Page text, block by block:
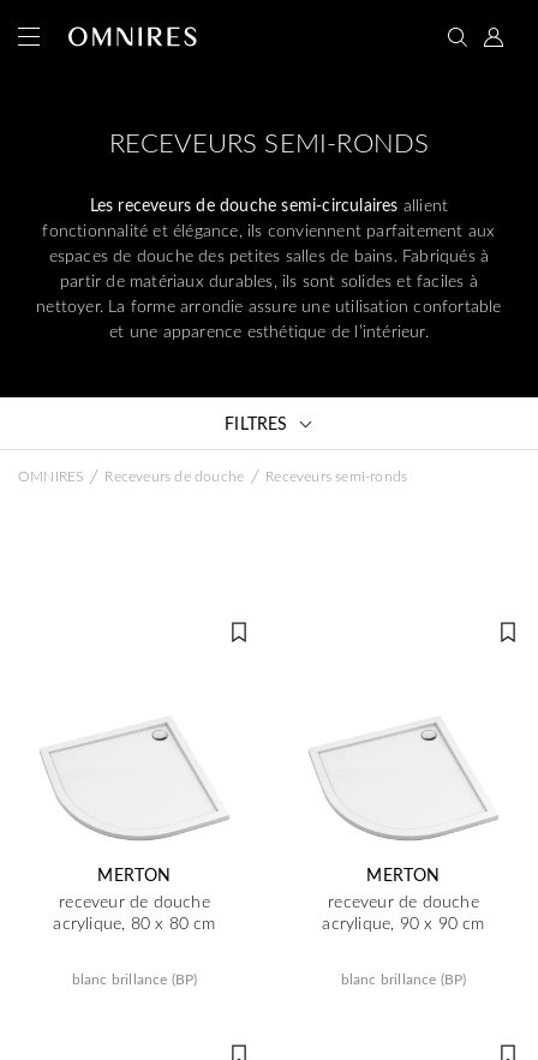
RECEVEURS SEMI-RONDS
Les receveurs de douche semi-circulaires allient
fonctionnalité et élégance, ils conviennent parfaitement aux
espaces de douche des petites salles de bains. Fabriqués à
partir de matériaux durables, ils sont solides et faciles à
nettoyer. La forme arrondie assure une utilisation confortable
et une apparence esthétique de l’intérieur.
FILTRES
OMNIRES / Receveurs de douche / Receveurs semi-ronds
MERTON
receveur de douche
acrylique, 80 x 80 cm
blanc brillance (BP)
MERTON
receveur de douche
acrylique, 90 x 90 cm
blanc brillance (BP)